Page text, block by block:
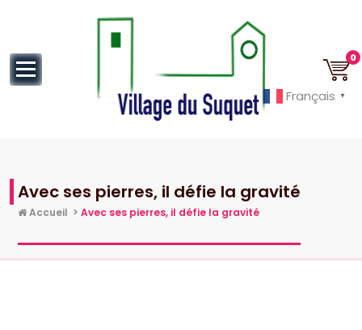
0
Avec ses pierres, il défie la gravité
Accueil > Avec ses pierres, il défie la gravité
Français ▼